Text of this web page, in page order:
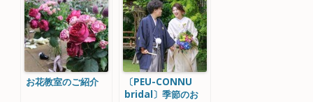
お花教室のご紹介
〔PEU-CONNU
bridal〕季節のお